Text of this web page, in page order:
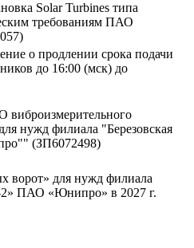
Solar Turbines типа
требованиям ПАО
о продлении срока подачи
до 16:00 (мск) до
виброизмерительного
нужд филиала "Березовская
(ЗП6072498)
ворот» для нужд филиала
ПАО «Юнипро» в 2027 г.